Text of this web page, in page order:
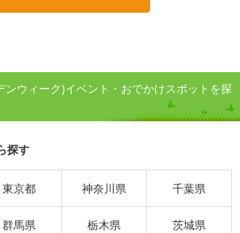
ンウィーク)イベント・おでかけスポットを探
探す
東京都 神奈川県 千葉県
群馬県 栃木県 茨城県